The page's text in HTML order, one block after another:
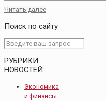
Читать далее
Поиск по сайту
РУБРИКИ
НОВОСТЕЙ
Экономика
и финансы